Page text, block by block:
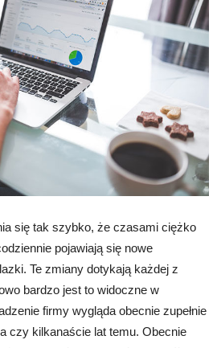
się tak szybko, że czasami ciężko
pojawiają się nowe
Te zmiany dotykają każdej z
bardzo jest to widoczne w
firmy wygląda obecnie zupełnie
czy kilkanaście lat temu. Obecnie